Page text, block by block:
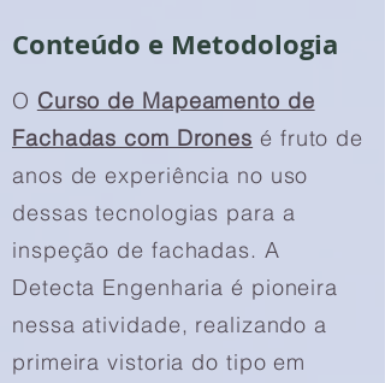
Conteúdo e Metodologia
O Curso de Mapeamento de
Fachadas com Drones é fruto de
anos de experiência no uso
dessas tecnologias para a
inspeção de fachadas. A
Detecta Engenharia é pioneira
nessa atividade, realizando a
primeira vistoria do tipo em